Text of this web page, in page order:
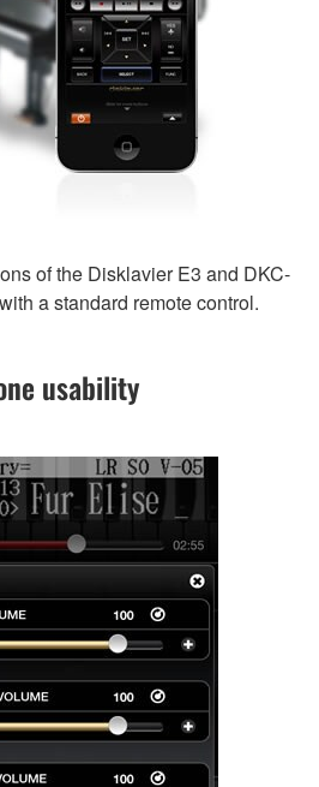
of the Disklavier E3 and DKC-
a standard remote control.
usability